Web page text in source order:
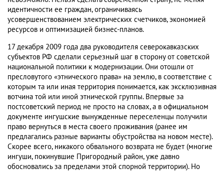
идентичности ее граждан, ограничиваясь
усовершенствованием электрических счетчиков, экономией
ресурсов и оптимизацией бизнес-планов.
17 декабря 2009 года два руководителя северокавказских
субъектов РФ сделали серьезный шаг в сторону от советской
национальной политики к модернизации. Они отошли от
пресловутого «этнического права» на землю, в соответствие с
которым та или иная территория понимается, как эксклюзивная
вотчина той или иной этнической группы. Впервые за
постсоветский период не просто на словах, а в официальном
документе ингушские вынужденные переселенцы получили
право вернуться в места своего проживания (ранее им
предлагались разные варианты обустройства на новом месте).
Скорее всего, никакого обвального возврата не будет (многие
ингуши, покинувшие Пригородный район, уже давно
обосновались за пределами этой спорной территории). Но